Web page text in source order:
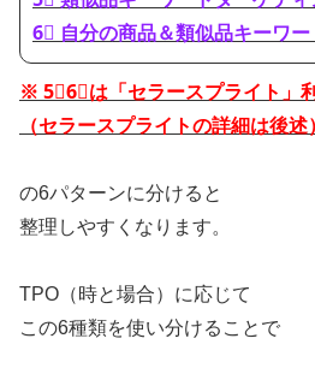
6⃣ 自分の商品＆類似品キーワ
※ 5⃣6⃣は「セラースプライト」
（セラースプライトの詳細は後述
の6パターンに分けると
整理しやすくなります。
TPO（時と場合）に応じて
この6種類を使い分けることで